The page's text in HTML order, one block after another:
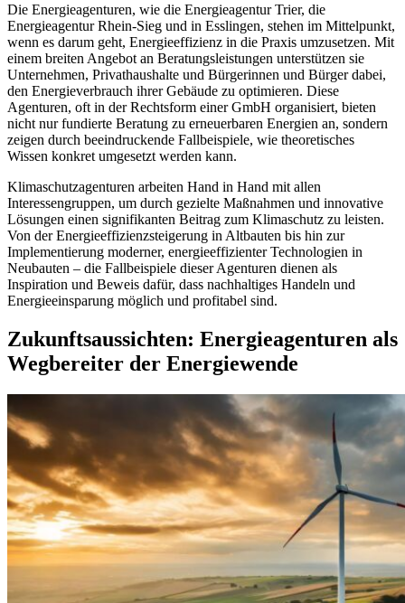
Die Energieagenturen, wie die Energieagentur Trier, die
Energieagentur Rhein-Sieg und in Esslingen, stehen im Mittelpunkt,
wenn es darum geht, Energieeffizienz in die Praxis umzusetzen. Mit
einem breiten Angebot an Beratungsleistungen unterstützen sie
Unternehmen, Privathaushalte und Bürgerinnen und Bürger dabei,
den Energieverbrauch ihrer Gebäude zu optimieren. Diese
Agenturen, oft in der Rechtsform einer GmbH organisiert, bieten
nicht nur fundierte Beratung zu erneuerbaren Energien an, sondern
zeigen durch beeindruckende Fallbeispiele, wie theoretisches
Wissen konkret umgesetzt werden kann.
Klimaschutzagenturen arbeiten Hand in Hand mit allen
Interessengruppen, um durch gezielte Maßnahmen und innovative
Lösungen einen signifikanten Beitrag zum Klimaschutz zu leisten.
Von der Energieeffizienzsteigerung in Altbauten bis hin zur
Implementierung moderner, energieeffizienter Technologien in
Neubauten – die Fallbeispiele dieser Agenturen dienen als
Inspiration und Beweis dafür, dass nachhaltiges Handeln und
Energieeinsparung möglich und profitabel sind.
Zukunftsaussichten: Energieagenturen als
Wegbereiter der Energiewende